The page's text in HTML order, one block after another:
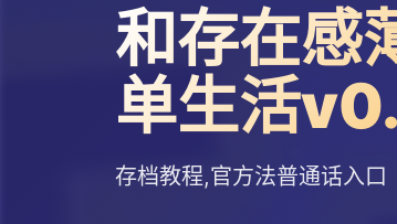
和存在感
单生活
存档教程,官方法普通话入口